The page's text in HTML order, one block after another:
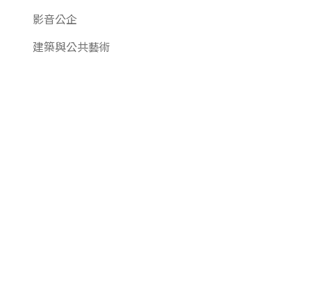
影音公企
建築與公共藝術